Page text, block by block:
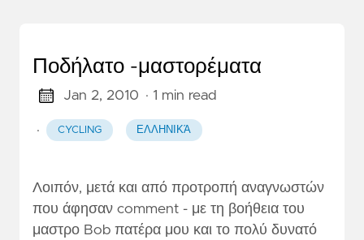
Ποδήλατο -μαστορέματα
Jan 2, 2010 · 1 min read
· CYCLING ΕΛΛΗΝΙΚΆ
Λοιπόν, μετά και από προτροπή αναγνωστών
που άφησαν comment - με τη βοήθεια του
μαστρο Bob πατέρα μου και το πολύ δυνατό